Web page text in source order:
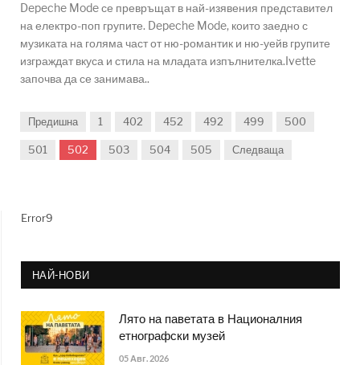
Depeche Mode се превръщат в най-изявения представител
на електро-поп групите. Depeche Mode, които заедно с
музиката на голяма част от ню-романтик и ню-уейв групите
изграждат вкуса и стила на младата изпълнителка.Ivette
започва да се занимава..
Предишна 1 402 452 492 499 500
501 502 503 504 505 Следваща
Error9
НАЙ-НОВИ
Лято на паветата в Националния
етнографски музей
05 Авг. 2026